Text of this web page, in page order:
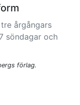
årgångars
söndagar och
förlag.